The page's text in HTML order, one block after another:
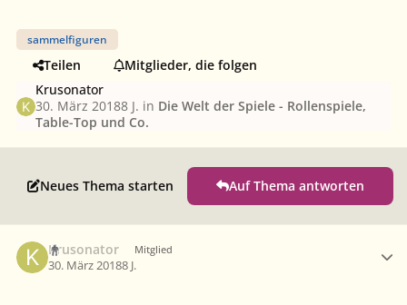
sammelfiguren
Teilen
Mitglieder, die folgen
Krusonator
30. März 20188 J. in Die Welt der Spiele - Rollenspiele,
Table-Top und Co.
Neues Thema starten Auf Thema antworten
Krusonator Mitglied
30. März 20188 J.